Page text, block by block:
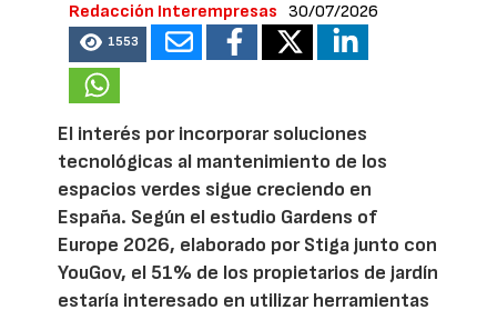
Redacción Interempresas 30/07/2026
1553
El interés por incorporar soluciones
tecnológicas al mantenimiento de los
espacios verdes sigue creciendo en
España. Según el estudio Gardens of
Europe 2026, elaborado por Stiga junto con
YouGov, el 51% de los propietarios de jardín
estaría interesado en utilizar herramientas